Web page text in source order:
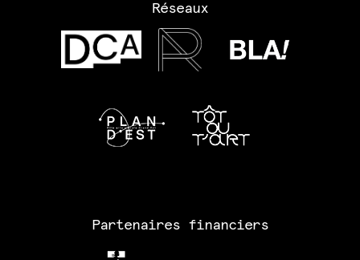
Réseaux
Partenaires financiers